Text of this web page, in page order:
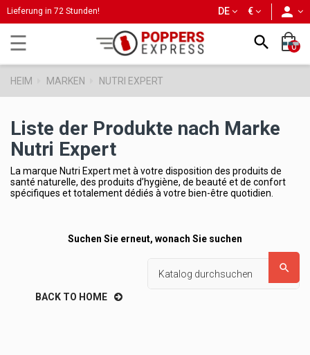
Lieferung in 72 Stunden! €
DE
Umschalten
der
Navigation
☰  0
HEIM MARKEN NUTRI EXPERT
Liste der Produkte nach Marke
Nutri Expert
La marque Nutri Expert met à votre disposition des produits de
santé naturelle, des produits d’hygiène, de beauté et de confort
spécifiques et totalement dédiés à votre bien-être quotidien.
Suchen Sie erneut, wonach Sie suchen

BACK TO HOME